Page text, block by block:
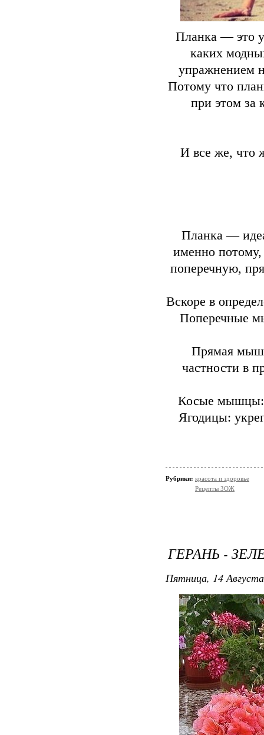
Планка — это
каких
упражнением
Потому что
при этом за
И все же, что
Планка —
именно
поперечную,
Вскоре в
Поперечные
Прямая
частности в
Косые мышцы:
Ягодицы:
Рубрики: красота и здоровье
Рецепты ЗОЖ
ГЕРАНЬ -
Пятница, 14